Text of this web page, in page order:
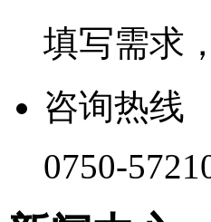
填写需求
咨询热线
0750-